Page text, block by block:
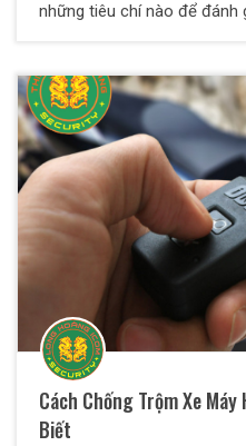
những tiêu chí nào để đánh
Cách Chống Trộm Xe Máy
Biết